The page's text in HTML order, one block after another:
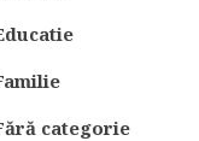
categorie